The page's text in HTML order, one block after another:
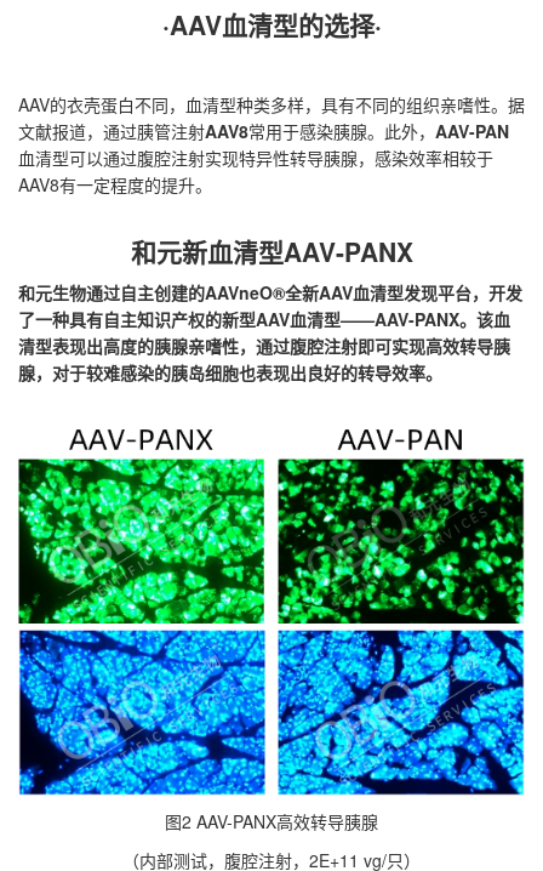
·AAV血清型的选择·
AAV的衣壳蛋白不同，血清型种类多样，具有不同的组织亲嗜性。据
文献报道，通过胰管注射AAV8常用于感染胰腺。此外， AAV-PAN
血清型可以通过腹腔注射实现特异性转导胰腺，感染效率相较于
AAV8有一定程度的提升。
和元新血清型AAV-PANX
和元生物通过自主创建的AAVneO®全新AAV血清型发现平台，开发
了一种具有自主知识产权的新型AAV血清型——AAV-PANX。该血
清型表现出高度的胰腺亲嗜性，通过腹腔注射即可实现高效转导胰
腺，对于较难感染的胰岛细胞也表现出良好的转导效率。
图2 AAV-PANX高效转导胰腺
（内部测试，腹腔注射，2E+11 vg/只）